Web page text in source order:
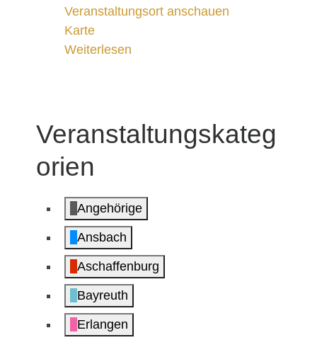
Veranstaltungsort anschauen
KarteKISS Regensburg
Weiterlesen
Veranstaltungskateg
orien
Angehörige
Ansbach
Aschaffenburg
Bayreuth
Erlangen